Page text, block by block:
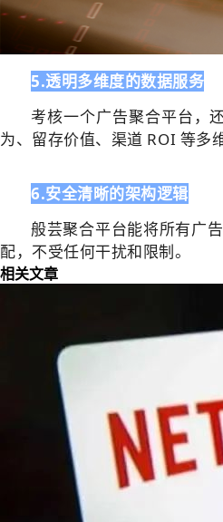
5.透明多维度的数据服务
考核一个广告聚合平台，
为、留存价值、渠道 ROI 等多
6.安全清晰的架构逻辑
般芸聚合平台能将所有广
配，不受任何干扰和限制。
相关文章